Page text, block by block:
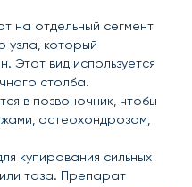
на отдельный сегмент
узла, который
Этот вид используется
столба.
в позвоночник, чтобы
остеохондрозом,
купирования сильных
таза. Препарат